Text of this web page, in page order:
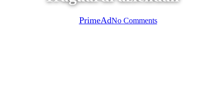
PrimeAdNo Comments